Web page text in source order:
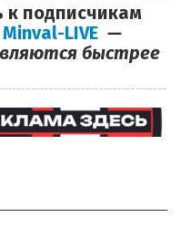
к подписчикам
LIVE —
быстрее